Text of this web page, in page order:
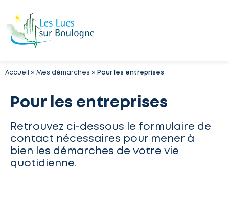
Accueil » Mes démarches » Pour les entreprises
Pour les entreprises
Retrouvez ci-dessous le formulaire de
contact nécessaires pour mener à
bien les démarches de votre vie
quotidienne.